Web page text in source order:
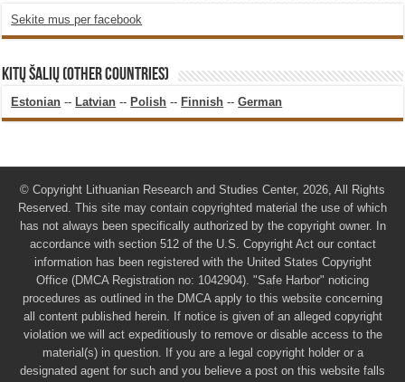
Sekite mus per facebook
KITŲ ŠALIŲ (OTHER COUNTRIES)
Estonian --Latvian --Polish --Finnish --German
© Copyright Lithuanian Research and Studies Center, 2026, All Rights
Reserved. This site may contain copyrighted material the use of which
has not always been specifically authorized by the copyright owner. In
accordance with section 512 of the U.S. Copyright Act our contact
information has been registered with the United States Copyright
Office (DMCA Registration no: 1042904). "Safe Harbor" noticing
procedures as outlined in the DMCA apply to this website concerning
all content published herein. If notice is given of an alleged copyright
violation we will act expeditiously to remove or disable access to the
material(s) in question. If you are a legal copyright holder or a
designated agent for such and you believe a post on this website falls